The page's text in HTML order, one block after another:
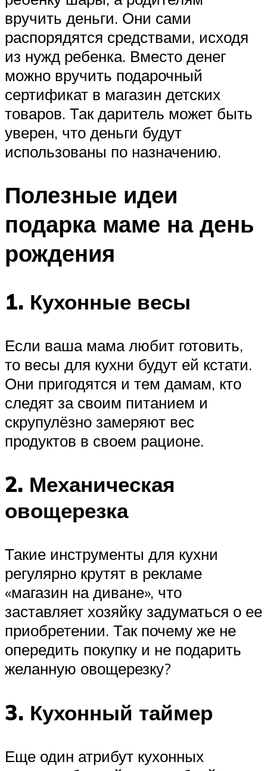
вручить деньги. Они сами
распорядятся средствами, исходя
из нужд ребенка. Вместо денег
можно вручить подарочный
сертификат в магазин детских
товаров. Так даритель может быть
уверен, что деньги будут
использованы по назначению.
Полезные идеи
подарка маме на день
рождения
1. Кухонные весы
Если ваша мама любит готовить,
то весы для кухни будут ей кстати.
Они пригодятся и тем дамам, кто
следят за своим питанием и
скрупулёзно замеряют вес
продуктов в своем рационе.
2. Механическая
овощерезка
Такие инструменты для кухни
регулярно крутят в рекламе
«магазин на диване», что
заставляет хозяйку задуматься о ее
приобретении. Так почему же не
опередить покупку и не подарить
желанную овощерезку?
3. Кухонный таймер
Еще один атрибут кухонных